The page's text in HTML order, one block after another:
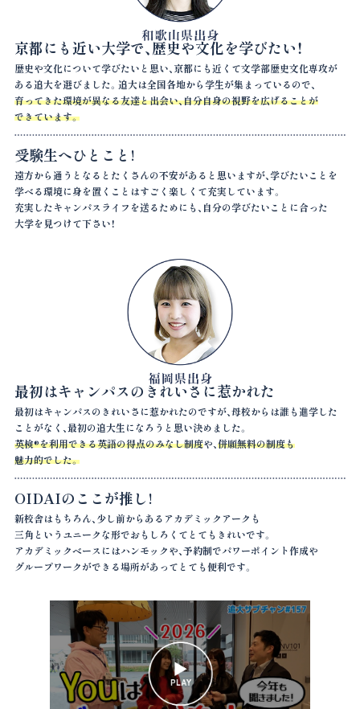
京都にも近い大学で、歴史や文化を学びたい！
歴史や文化について学びたいと思い、京都にも近くて文学部歴史文化専攻が
ある追大を選びました。追大は全国各地から学生が集まっているので、
育ってきた環境が異なる友達と出会い、自分自身の視野を広げることが
できています。
受験生へひとこと!
遠方から通うとなるとたくさんの不安があると思いますが、学びたいことを
学べる環境に身を置くことはすごく楽しくて充実しています。
充実したキャンパスライフを送るためにも、自分の学びたいことに合った
大学を見つけて下さい！
最初はキャンパスのきれいさに惹かれた
最初はキャンパスのきれいさに惹かれたのですが、母校からは誰も進学した
ことがなく、最初の追大生になろうと思い決めました。
英検®を利用できる英語の得点のみなし制度や、併願無料の制度も
魅力的でした。
OIDAIのここが推し!
新校舎はもちろん、少し前からある アカデミックアークも
三角というユニークな形でおもしろくてとてもきれいです。
アカデミックベースにはハンモックや、予約制でパワーポイント作成や
グループワークができる場所があってとても便利です。